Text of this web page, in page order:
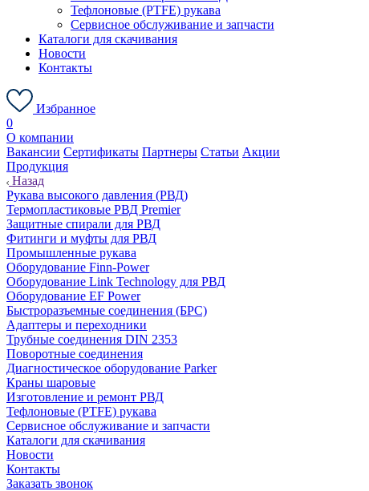
Тефлоновые (PTFE) рукава
Сервисное обслуживание и запчасти
Каталоги для скачивания
Новости
Контакты
Избранное
0
О компании
Вакансии Сертификаты Партнеры Статьи Акции
Продукция
Назад
Рукава высокого давления (РВД)
Термопластиковые РВД Premier
Защитные спирали для РВД
Фитинги и муфты для РВД
Промышленные рукава
Оборудование Finn-Power
Оборудование Link Technology для РВД
Оборудование EF Power
Быстроразъемные соединения (БРС)
Адаптеры и переходники
Трубные соединения DIN 2353
Поворотные соединения
Диагностическое оборудование Parker
Краны шаровые
Изготовление и ремонт РВД
Тефлоновые (PTFE) рукава
Сервисное обслуживание и запчасти
Каталоги для скачивания
Новости
Контакты
Заказать звонок